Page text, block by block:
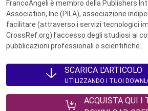
FrancoAngeli è membro della Publishers
Association, Inc (PILA), associazione
facilitare (attraverso i servizi tecnologici
CrossRef.org) l’accesso degli studiosi ai
pubblicazioni professionali e scientifiche.
SCARICA L'ARTICOLO
UTILIZZANDO I TUOI
ACQUISTA QUI I